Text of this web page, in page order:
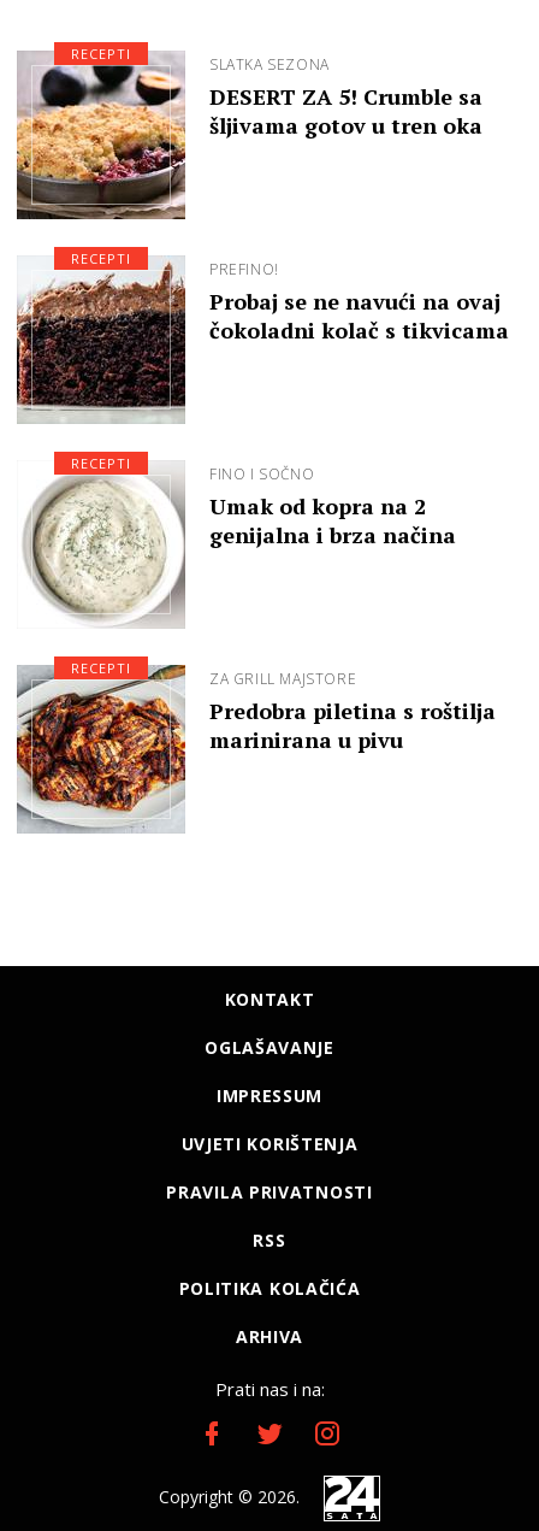
SLATKA SEZONA
DESERT ZA 5! Crumble sa
šljivama gotov u tren oka
RECEPTI
PREFINO!
Probaj se ne navući na ovaj
čokoladni kolač s tikvicama
RECEPTI
FINO I SOČNO
Umak od kopra na 2
genijalna i brza načina
RECEPTI
ZA GRILL MAJSTORE
Predobra piletina s roštilja
marinirana u pivu
RECEPTI
KONTAKT
OGLAŠAVANJE
IMPRESSUM
UVJETI KORIŠTENJA
PRAVILA PRIVATNOSTI
RSS
POLITIKA KOLAČIĆA
ARHIVA
Prati nas i na:
Copyright © 2026.